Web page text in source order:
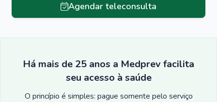
Agendar teleconsulta
Há mais de 25 anos a Medprev facilita
seu acesso à saúde
O princípio é simples: pague somente pelo serviço